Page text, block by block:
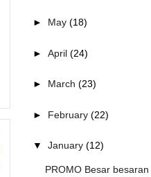
► May (18)
► April (24)
► March (23)
► February (22)
▼ January (12)
PROMO Besar